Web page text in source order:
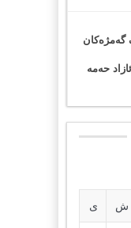
گەمژەکان
حەمە
ش ی